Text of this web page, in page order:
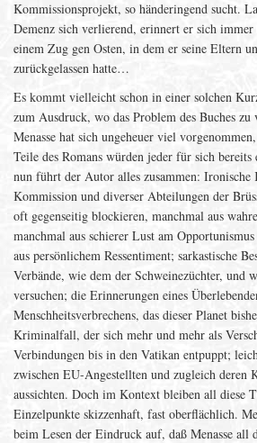
Kommissionsprojekt, so händeringend sucht.
Demenz sich verlierend, erinnert er sich
einem Zug gen Osten, in dem er seine Eltern
zurückgelassen hatte…
Es kommt vielleicht schon in einer solchen
zum Ausdruck, wo das Problem des Buches
Menasse hat sich ungeheuer viel
Teile des Romans würden jeder für sich
nun führt der Autor alles zusammen:
Kommission und diverser Abteilungen der
oft gegenseitig blockieren, manchmal aus
manchmal aus schierer Lust am
aus persönlichem Ressentiment; sarkastische
Verbände, wie dem der Schweinezüchter, und
versuchen; die Erinnerungen eines
Menschheitsverbrechens, das dieser Planet
Kriminalfall, der sich mehr und mehr als
Verbindungen bis in den Vatikan entpuppt;
zwischen EU-Angestellten und zugleich deren
aussichten. Doch im Kontext bleiben all diese
Einzelpunkte skizzenhaft, fast oberflächlich.
beim Lesen der Eindruck auf, daß Menasse all